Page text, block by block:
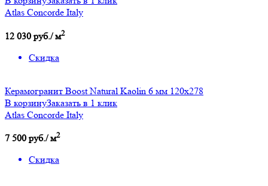
Atlas Concorde Italy
12 030 руб./ м2
Скидка
Керамогранит Boost Natural Kaolin 6 мм 120x278
В корзинуЗаказать в 1 клик
Atlas Concorde Italy
7 500 руб./ м2
Скидка